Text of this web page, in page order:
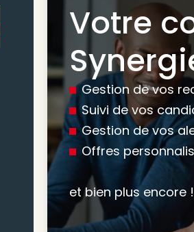
Nous vous
votre recherche,
mesure pour
atteindre vos
Votre
Gestion de vos
Suivi de vos
Gestion de vos
Offres
et bien plus encore !